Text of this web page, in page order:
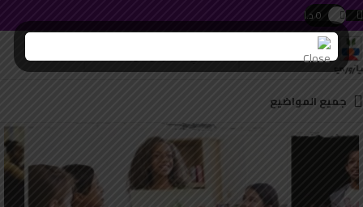
0د.ا
جميع المواضيع